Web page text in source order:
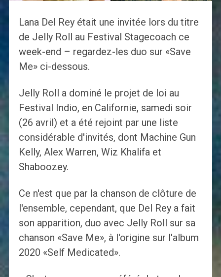
Lana Del Rey était une invitée lors du titre
de Jelly Roll au Festival Stagecoach ce
week-end – regardez-les duo sur «Save
Me» ci-dessous.
Jelly Roll a dominé le projet de loi au
Festival Indio, en Californie, samedi soir
(26 avril) et a été rejoint par une liste
considérable d'invités, dont Machine Gun
Kelly, Alex Warren, Wiz Khalifa et
Shaboozey.
Ce n'est que par la chanson de clôture de
l'ensemble, cependant, que Del Rey a fait
son apparition, duo avec Jelly Roll sur sa
chanson «Save Me», à l'origine sur l'album
2020 «Self Medicated».